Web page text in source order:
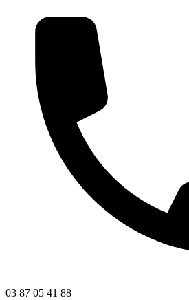
03 87 05 41 88